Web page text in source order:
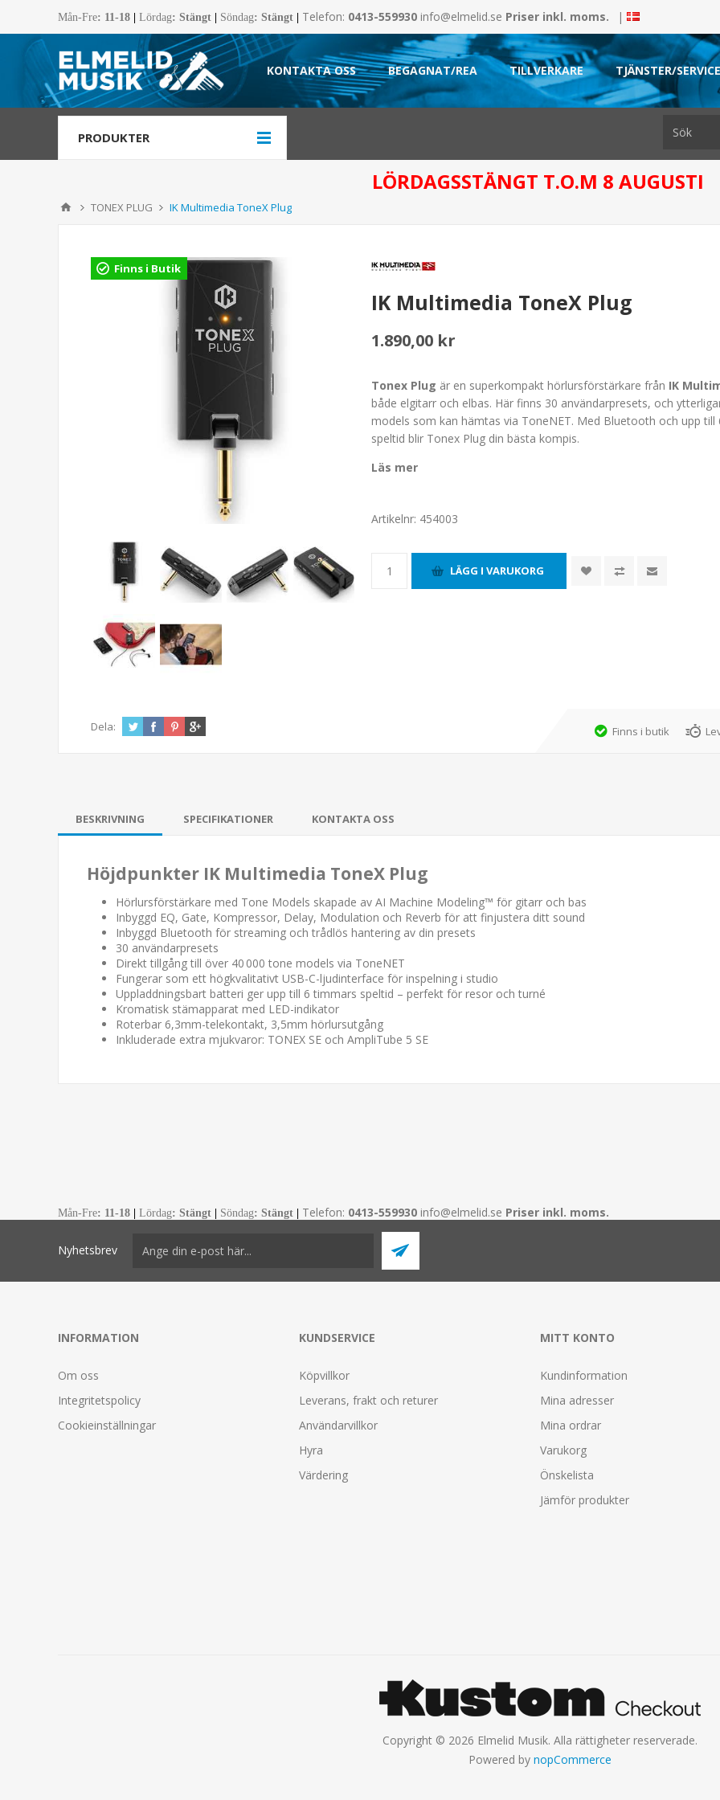
Mån-Fre: 11-18 Lördag: Stängt Söndag: Stängt Telefon: 0413-559930 info@elmelid.se Priser inkl. moms. |
KONTAKTA OSS BEGAGNAT/REA TILLVERKARE TJÄNSTER/SERVICE
PRODUKTER
LÖRDAGSSTÄNGT T.O.M 8 AUGUSTI
TONEX PLUG IK Multimedia ToneX Plug
Finns i Butik
IK Multimedia ToneX Plug
1.890,00 kr
Tonex Plug är en superkompakt hörlursförstärkare från IK
både elgitarr och elbas. Här finns 30 användarpresets, och
models som kan hämtas via ToneNET. Med Bluetooth och upp till
speltid blir Tonex Plug din bästa kompis.
Läs mer
Artikelnr: 454003
Dela: Finns i butik
BESKRIVNING SPECIFIKATIONER KONTAKTA OSS
Höjdpunkter IK Multimedia ToneX Plug
Hörlursförstärkare med Tone Models skapade av AI Machine Modeling™ för gitarr och bas
Inbyggd EQ, Gate, Kompressor, Delay, Modulation och Reverb för att finjustera ditt sound
Inbyggd Bluetooth för streaming och trådlös hantering av din presets
30 användarpresets
Direkt tillgång till över 40 000 tone models via ToneNET
Fungerar som ett högkvalitativt USB-C-ljudinterface för inspelning i studio
Uppladdningsbart batteri ger upp till 6 timmars speltid – perfekt för resor och turné
Kromatisk stämapparat med LED-indikator
Roterbar 6,3mm-telekontakt, 3,5mm hörlursutgång
Inkluderade extra mjukvaror: TONEX SE och AmpliTube 5 SE
Mån-Fre: 11-18 Lördag: Stängt Söndag: Stängt Telefon: 0413-559930 info@elmelid.se Priser inkl. moms.
Nyhetsbrev
INFORMATION
Om oss
Integritetspolicy
Cookieinställningar
KUNDSERVICE
Köpvillkor
Leverans, frakt och returer
Användarvillkor
Hyra
Värdering
MITT KONTO
Kundinformation
Mina adresser
Mina ordrar
Varukorg
Önskelista
Jämför produkter
Copyright © 2026 Elmelid Musik. Alla rättigheter reserverade.
Powered by nopCommerce